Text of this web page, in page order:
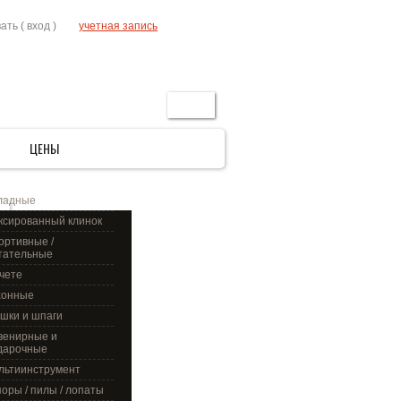
( вход ) учетная запись
поиск
клинок
/
и шпаги
и
/ пилы / лопаты
ЦЕНЫ